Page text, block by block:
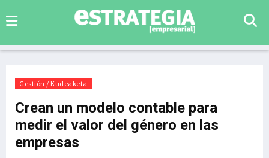
Gestión / Kudeaketa
Crean un modelo contable para
medir el valor del género en las
empresas